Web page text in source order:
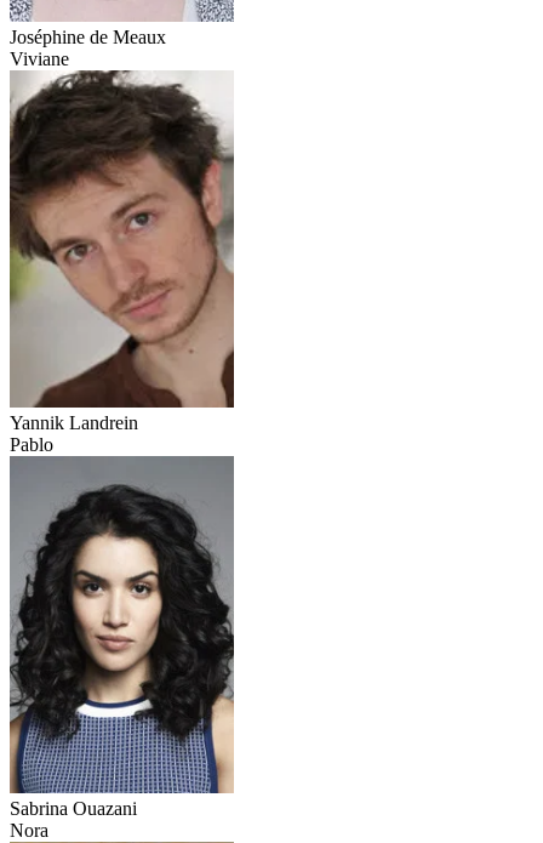
Joséphine de Meaux
Viviane
Yannik Landrein
Pablo
Sabrina Ouazani
Nora